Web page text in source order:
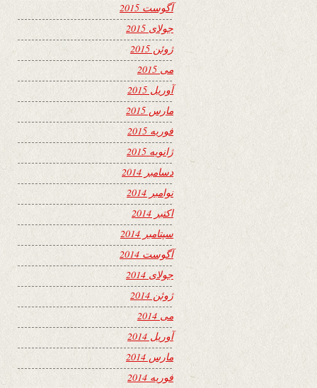
آگوست 2015
جولای 2015
ژوئن 2015
می 2015
آوریل 2015
مارس 2015
فوریه 2015
ژانویه 2015
دسامبر 2014
نوامبر 2014
اکتبر 2014
سپتامبر 2014
آگوست 2014
جولای 2014
ژوئن 2014
می 2014
آوریل 2014
مارس 2014
فوریه 2014